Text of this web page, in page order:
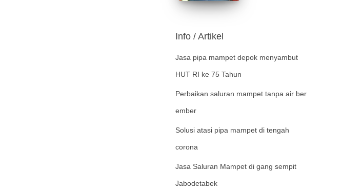
Info / Artikel
Jasa pipa mampet depok menyambut
HUT RI ke 75 Tahun
Perbaikan saluran mampet tanpa air ber
ember
Solusi atasi pipa mampet di tengah
corona
Jasa Saluran Mampet di gang sempit
Jabodetabek